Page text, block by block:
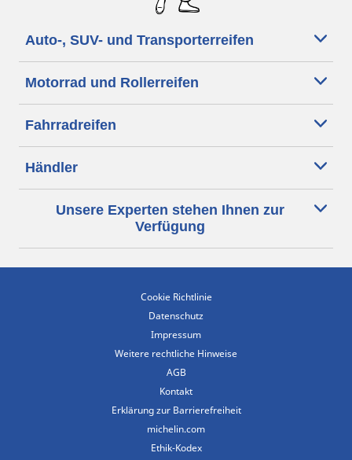
Auto-, SUV- und Transporterreifen
Motorrad und Rollerreifen
Fahrradreifen
Händler
Unsere Experten stehen Ihnen zur
Verfügung
Cookie Richtlinie
Datenschutz
Impressum
Weitere rechtliche Hinweise
AGB
Kontakt
Erklärung zur Barrierefreiheit
michelin.com
Ethik-Kodex